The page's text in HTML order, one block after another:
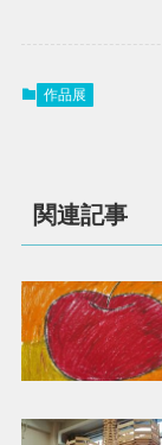
作品展
関連記事